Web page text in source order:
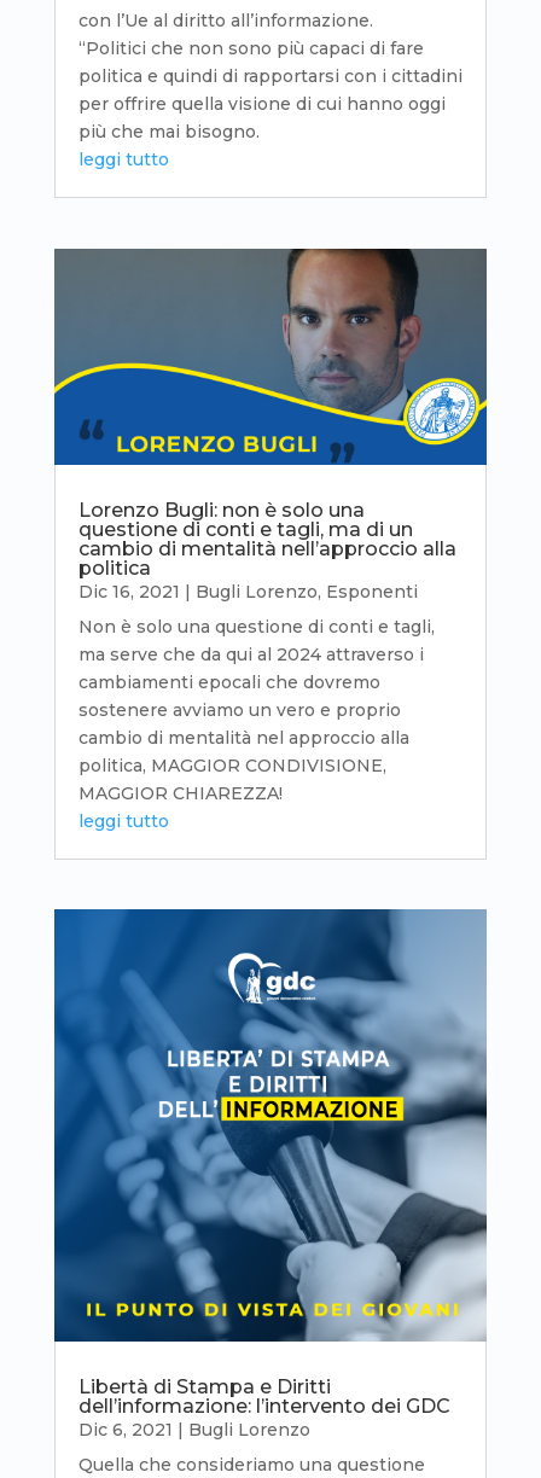
con l’Ue al diritto all’informazione.
“Politici che non sono più capaci di fare
politica e quindi di rapportarsi con i cittadini
per offrire quella visione di cui hanno oggi
più che mai bisogno.
leggi tutto
Lorenzo Bugli: non è solo una
questione di conti e tagli, ma di un
cambio di mentalità nell’approccio alla
politica
Dic 16, 2021 | Bugli Lorenzo, Esponenti
Non è solo una questione di conti e tagli,
ma serve che da qui al 2024 attraverso i
cambiamenti epocali che dovremo
sostenere avviamo un vero e proprio
cambio di mentalità nel approccio alla
politica, MAGGIOR CONDIVISIONE,
MAGGIOR CHIAREZZA!
leggi tutto
Libertà di Stampa e Diritti
dell’informazione: l’intervento dei GDC
Dic 6, 2021
Bugli Lorenzo
Quella che consideriamo una questione